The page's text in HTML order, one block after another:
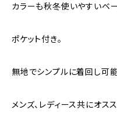
カラーも秋冬使いやすいベー
ポケット付き。
無地でシンプルに着回し可能
メンズ、レディース共にオス